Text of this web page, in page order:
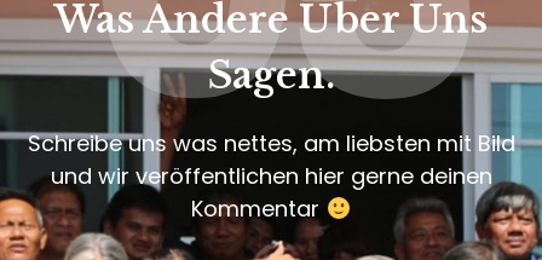
Was Andere Über Uns
Sagen.
Schreibe uns was nettes, am liebsten mit Bild
und wir veröffentlichen hier gerne deinen
Kommentar